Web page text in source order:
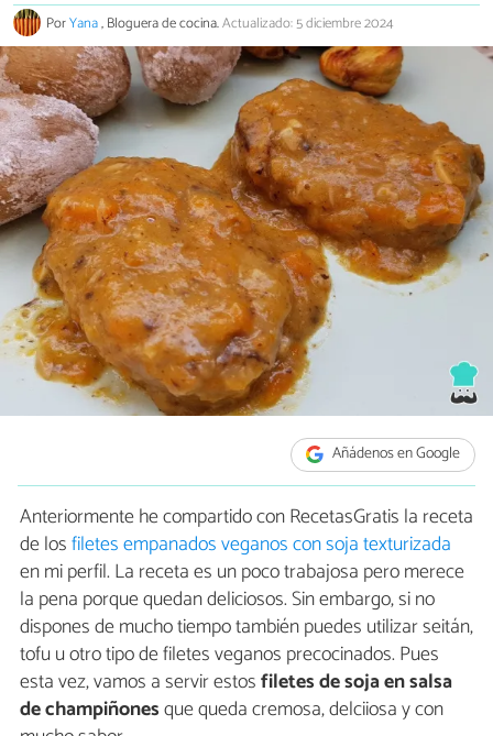
PorYana, Bloguera de cocina.Actualizado: 5 diciembre 2024
Añádenos en Google
Anteriormente he compartido con RecetasGratis la receta
de losfiletes empanados veganos con soja texturizada
en mi perfil. La receta es un poco trabajosa pero merece
la pena porque quedan deliciosos. Sin embargo, si no
dispones de mucho tiempo también puedes utilizar seitán,
tofu u otro tipo de filetes veganos precocinados. Pues
esta vez, vamos a servir estosfiletes de soja en salsa
de champiñonesque queda cremosa, delciiosa y con